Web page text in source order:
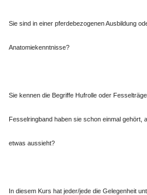
Sie sind in einer pferdebezogenen Ausbildung
Anatomiekenntnisse?
Sie kennen die Begriffe Hufrolle oder
Fesselringband haben sie schon einmal gehört,
etwas aussieht?
In diesem Kurs hat jeder/jede die Gelegenheit